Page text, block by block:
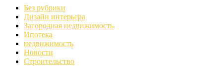
Без рубрики
Дизайн интерьера
Загородная недвижимость
Ипотека
недвижимость
Новости
Строительство